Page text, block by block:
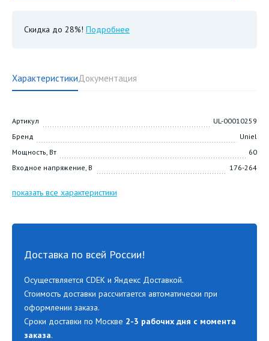
Скидка до 28%! Подробнее
ХарактеристикиДокументация
Артикул
UL-00010259
Бренд
Uniel
Мощность, Вт
60
Входное напряжение, В
176-264
показать все характеристики
Доставка по всей России!
Осуществляется CDEK и Яндекс Доставкой.
Стоимость доставки рассчитается автоматически при
оформлении заказа.
Сроки доставки по Москве 2-3 рабочих дня с момента
заказа.